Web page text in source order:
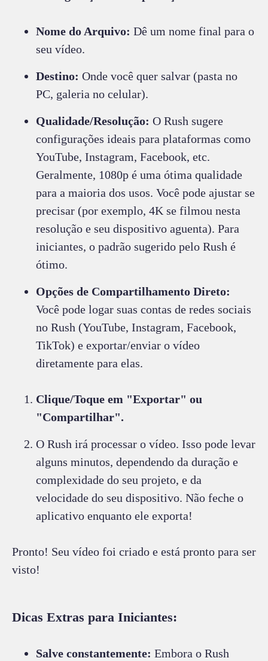
Nome do Arquivo: Dê um nome final para o
seu vídeo.
Destino: Onde você quer salvar (pasta no
PC, galeria no celular).
Qualidade/Resolução: O Rush sugere
configurações ideais para plataformas como
YouTube, Instagram, Facebook, etc.
Geralmente, 1080p é uma ótima qualidade
para a maioria dos usos. Você pode ajustar se
precisar (por exemplo, 4K se filmou nesta
resolução e seu dispositivo aguenta). Para
iniciantes, o padrão sugerido pelo Rush é
ótimo.
Opções de Compartilhamento Direto:
Você pode logar suas contas de redes sociais
no Rush (YouTube, Instagram, Facebook,
TikTok) e exportar/enviar o vídeo
diretamente para elas.
Clique/Toque em "Exportar" ou
"Compartilhar".
O Rush irá processar o vídeo. Isso pode levar
alguns minutos, dependendo da duração e
complexidade do seu projeto, e da
velocidade do seu dispositivo. Não feche o
aplicativo enquanto ele exporta!
Pronto! Seu vídeo foi criado e está pronto para ser
visto!
Dicas Extras para Iniciantes:
Salve constantemente: Embora o Rush